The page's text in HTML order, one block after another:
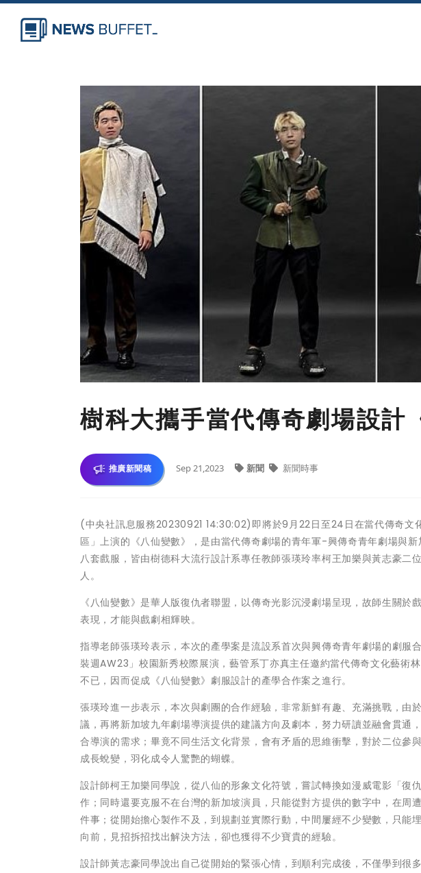
樹科大攜手當代傳奇劇場設計
推廣新聞稿 Sep 21,2023 新聞 新聞時事
(中央社訊息服務20230921 14:30:02)即將於9月22日至24日在當代傳奇文
區」上演的《八仙變數》，是由當代傳奇劇場的青年軍-興傳奇青年劇場與
八套戲服，皆由樹德科大流行設計系專任教師張瑛玲率柯王加樂與黃志豪二
人。
《八仙變數》是華人版復仇者聯盟，以傳奇光影沉浸劇場呈現，故師生關
表現，才能與戲劇相輝映。
指導老師張瑛玲表示，本次的產學案是流設系首次與興傳奇青年劇場的劇服
裝週AW23」校園新秀校際展演，藝管系丁亦真主任邀約當代傳奇文化藝術
不已，因而促成《八仙變數》劇服設計的產學合作案之進行。
張瑛玲進一步表示，本次與劇團的合作經驗，非常新鮮有趣、充滿挑戰，
議，再將新加坡九年劇場導演提供的建議方向及劇本，努力研讀並融會貫通
合導演的需求；畢竟不同生活文化背景，會有矛盾的思維衝擊，對於二位參
成長蛻變，羽化成令人驚艷的蝴蝶。
設計師柯王加樂同學說，從八仙的形象文化符號，嘗試轉換如漫威電影「復
作；同時還要克服不在台灣的新加坡演員，只能從對方提供的數字中，在周
件事；從開始擔心製作不及，到規劃並實際行動，中間屢經不少變數，只能
向前，見招拆招找出解決方法，卻也獲得不少寶貴的經驗。
設計師黃志豪同學說出自己從開始的緊張心情，到順利完成後，不僅學到很